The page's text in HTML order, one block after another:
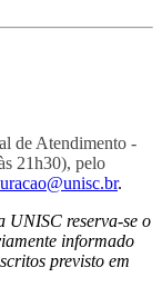
de Atendimento -
21h30), pelo
.
UNISC reserva-se o
informado
previsto em